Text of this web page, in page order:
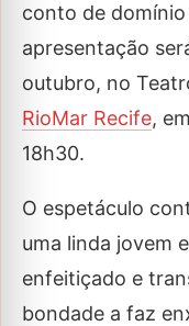
conto de
apresentação
outubro, no
RioMar Recife,
18h30.
O espetáculo
uma linda jovem
enfeitiçado e
bondade a faz